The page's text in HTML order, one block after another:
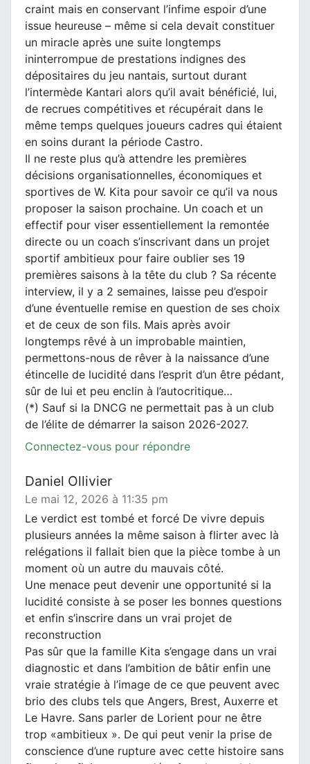
craint mais en conservant l’infime espoir d’une
issue heureuse – même si cela devait constituer
un miracle après une suite longtemps
ininterrompue de prestations indignes des
dépositaires du jeu nantais, surtout durant
l’intermède Kantari alors qu’il avait bénéficié, lui,
de recrues compétitives et récupérait dans le
même temps quelques joueurs cadres qui étaient
en soins durant la période Castro.
Il ne reste plus qu’à attendre les premières
décisions organisationnelles, économiques et
sportives de W. Kita pour savoir ce qu’il va nous
proposer la saison prochaine. Un coach et un
effectif pour viser essentiellement la remontée
directe ou un coach s’inscrivant dans un projet
sportif ambitieux pour faire oublier ses 19
premières saisons à la tête du club ? Sa récente
interview, il y a 2 semaines, laisse peu d’espoir
d’une éventuelle remise en question de ses choix
et de ceux de son fils. Mais après avoir
longtemps rêvé à un improbable maintien,
permettons-nous de rêver à la naissance d’une
étincelle de lucidité dans l’esprit d’un être pédant,
sûr de lui et peu enclin à l’autocritique…
(*) Sauf si la DNCG ne permettait pas à un club
de l’élite de démarrer la saison 2026-2027.
Connectez-vous pour répondre
Daniel Ollivier
Le mai 12, 2026 à 11:35 pm
Le verdict est tombé et forcé De vivre depuis
plusieurs années la même saison à flirter avec là
relégations il fallait bien que la pièce tombe à un
moment où un autre du mauvais côté.
Une menace peut devenir une opportunité si la
lucidité consiste à se poser les bonnes questions
et enfin s’inscrire dans un vrai projet de
reconstruction
Pas sûr que la famille Kita s’engage dans un vrai
diagnostic et dans l’ambition de bâtir enfin une
vraie stratégie à l’image de ce que peuvent avec
brio des clubs tels que Angers, Brest, Auxerre et
Le Havre. Sans parler de Lorient pour ne être
trop «ambitieux ». De qui peut venir la prise de
conscience d’une rupture avec cette histoire sans